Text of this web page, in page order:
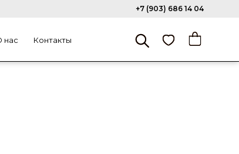
нас Контакты
+7 (903) 686 14 04